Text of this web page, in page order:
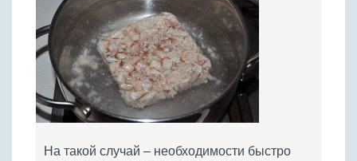
На такой случай – необходимости быстро